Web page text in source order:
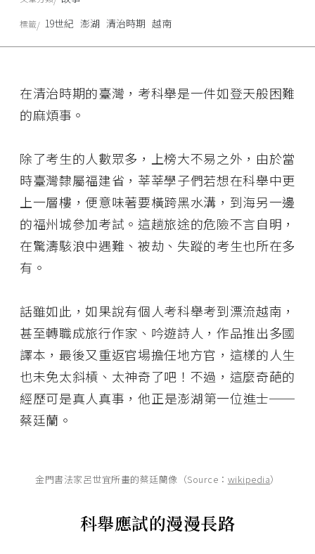
在清治時期的臺灣，考科舉是一件如登天般困難
的麻煩事。
除了考生的人數眾多，上榜大不易之外，由於當
時臺灣隸屬福建省，莘莘學子們若想在科舉中更
上一層樓，便意味著要橫跨黑水溝，到海另一邊
的福州城參加考試。這趟旅途的危險不言自明，
在驚濤駭浪中遇難、被劫、失蹤的考生也所在多
有。
話雖如此，如果說有個人考科舉考到漂流越南，
甚至轉職成旅行作家、吟遊詩人，作品推出多國
譯本，最後又重返官場擔任地方官，這樣的人生
也未免太斜槓、太神奇了吧！不過，這麼奇葩的
經歷可是真人真事，他正是澎湖第一位進士──
蔡廷蘭。
金門書法家呂世宜所畫的蔡廷蘭像（Source： wikipedia）
科舉應試的漫漫長路
標籤 19世紀 澎湖 清治時期 越南